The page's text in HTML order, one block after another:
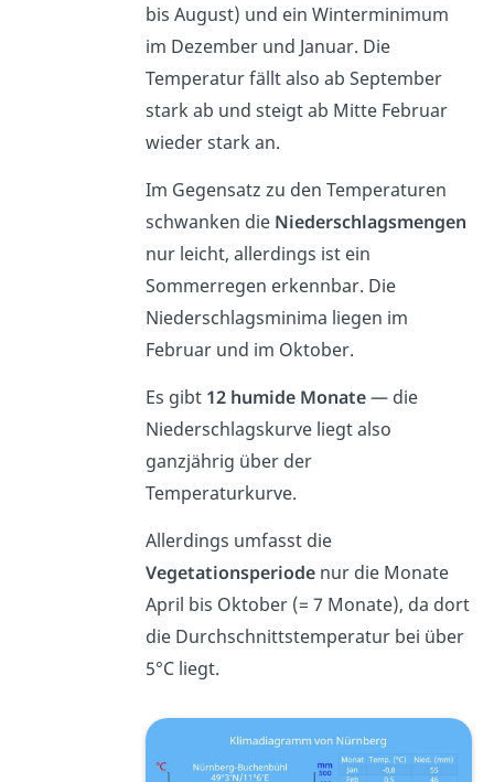
bis August) und ein Winterminimum
im Dezember und Januar. Die
Temperatur fällt also ab September
stark ab und steigt ab Mitte Februar
wieder stark an.
Im Gegensatz zu den Temperaturen
schwanken die Niederschlagsmengen
nur leicht, allerdings ist ein
Sommerregen erkennbar. Die
Niederschlagsminima liegen im
Februar und im Oktober.
Es gibt 12 humide Monate— die
Niederschlagskurve liegt also
ganzjährig über der
Temperaturkurve.
Allerdings umfasst die
Vegetationsperiode nur die Monate
April bis Oktober (= 7 Monate), da dort
die Durchschnittstemperatur bei über
5°C liegt.